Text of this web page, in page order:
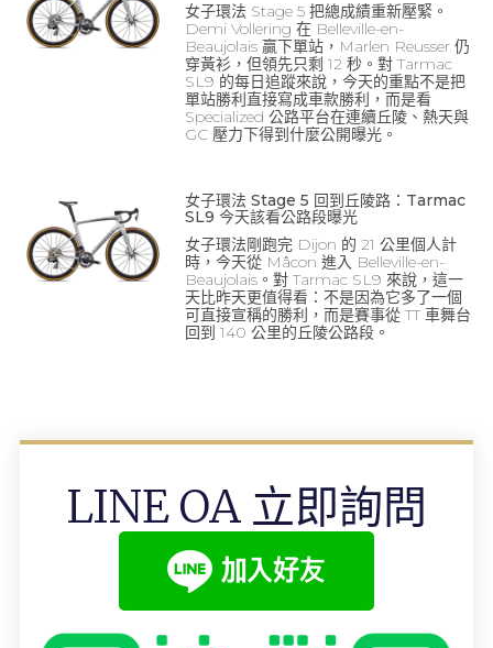
女子環法 Stage 5 把總成績重新壓緊。
Demi Vollering 在 Belleville-en-
Beaujolais 贏下單站，Marlen Reusser 仍
穿黃衫，但領先只剩 12 秒。對 Tarmac
SL9 的每日追蹤來說，今天的重點不是把
單站勝利直接寫成車款勝利，而是看
Specialized 公路平台在連續丘陵、熱天與
GC 壓力下得到什麼公開曝光。
女子環法 Stage 5 回到丘陵路：Tarmac
SL9 今天該看公路段曝光
女子環法剛跑完 Dijon 的 21 公里個人計
時，今天從 Mâcon 進入 Belleville-en-
Beaujolais。對 Tarmac SL9 來說，這一
天比昨天更值得看：不是因為它多了一個
可直接宣稱的勝利，而是賽事從 TT 車舞台
回到 140 公里的丘陵公路段。
LINE OA 立即詢問